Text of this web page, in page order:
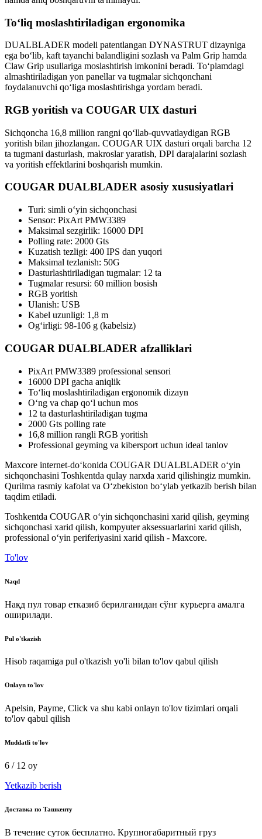
To‘liq moslashtiriladigan ergonomika
DUALBLADER modeli patentlangan DYNASTRUT dizayniga
ega bo‘lib, kaft tayanchi balandligini sozlash va Palm Grip hamda
Claw Grip usullariga moslashtirish imkonini beradi. To‘plamdagi
almashtiriladigan yon panellar va tugmalar sichqonchani
foydalanuvchi qo‘liga moslashtirishga yordam beradi.
RGB yoritish va COUGAR UIX dasturi
Sichqoncha 16,8 million rangni qo‘llab-quvvatlaydigan RGB
yoritish bilan jihozlangan. COUGAR UIX dasturi orqali barcha 12
ta tugmani dasturlash, makroslar yaratish, DPI darajalarini sozlash
va yoritish effektlarini boshqarish mumkin.
COUGAR DUALBLADER asosiy xususiyatlari
Turi: simli o‘yin sichqonchasi
Sensor: PixArt PMW3389
Maksimal sezgirlik: 16000 DPI
Polling rate: 2000 Gts
Kuzatish tezligi: 400 IPS dan yuqori
Maksimal tezlanish: 50G
Dasturlashtiriladigan tugmalar: 12 ta
Tugmalar resursi: 60 million bosish
RGB yoritish
Ulanish: USB
Kabel uzunligi: 1,8 m
Og‘irligi: 98-106 g (kabelsiz)
COUGAR DUALBLADER afzalliklari
PixArt PMW3389 professional sensori
16000 DPI gacha aniqlik
To‘liq moslashtiriladigan ergonomik dizayn
O‘ng va chap qo‘l uchun mos
12 ta dasturlashtiriladigan tugma
2000 Gts polling rate
16,8 million rangli RGB yoritish
Professional geyming va kibersport uchun ideal tanlov
Maxcore internet-do‘konida COUGAR DUALBLADER o‘yin
sichqonchasini Toshkentda qulay narxda xarid qilishingiz mumkin.
Qurilma rasmiy kafolat va O‘zbekiston bo‘ylab yetkazib berish bilan
taqdim etiladi.
Toshkentda COUGAR o‘yin sichqonchasini xarid qilish, geyming
sichqonchasi xarid qilish, kompyuter aksessuarlarini xarid qilish,
professional o‘yin periferiyasini xarid qilish - Maxcore.
To'lov
Naqd
Нақд пул товар етказиб берилганидан сўнг курьерга амалга
оширилади.
Pul o'tkazish
Hisob raqamiga pul o'tkazish yo'li bilan to'lov qabul qilish
Onlayn to'lov
Apelsin, Payme, Click va shu kabi onlayn to'lov tizimlari orqali
to'lov qabul qilish
Muddatli to'lov
6 / 12 oy
Yetkazib berish
Доставка по Ташкенту
В течение суток бесплатно. Крупногабаритный груз